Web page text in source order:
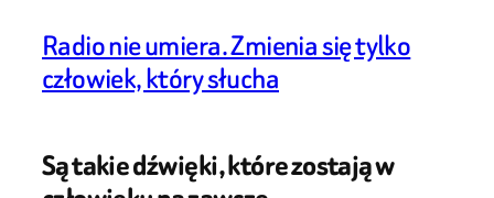
Radio nie umiera. Zmienia się tylko
człowiek, który słucha
Są takie dźwięki, które zostają w